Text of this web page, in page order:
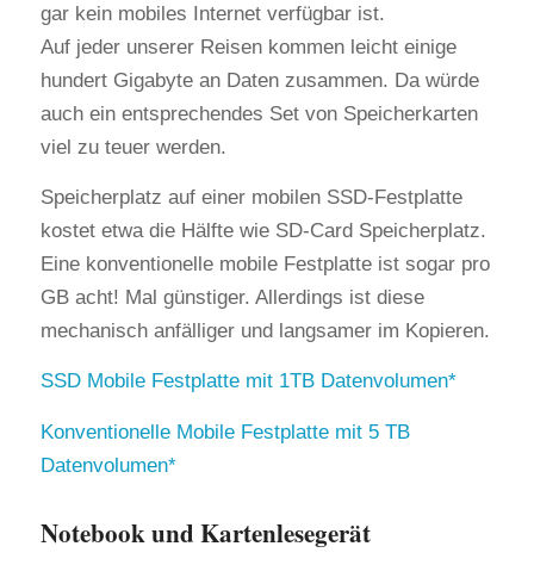
gar kein mobiles Internet verfügbar ist.
Auf jeder unserer Reisen kommen leicht einige
hundert Gigabyte an Daten zusammen. Da würde
auch ein entsprechendes Set von Speicherkarten
viel zu teuer werden.
Speicherplatz auf einer mobilen SSD-Festplatte
kostet etwa die Hälfte wie SD-Card Speicherplatz.
Eine konventionelle mobile Festplatte ist sogar pro
GB acht! Mal günstiger. Allerdings ist diese
mechanisch anfälliger und langsamer im Kopieren.
SSD Mobile Festplatte mit 1TB Datenvolumen
Konventionelle Mobile Festplatte mit 5 TB
Datenvolumen
Notebook und Kartenlesegerät